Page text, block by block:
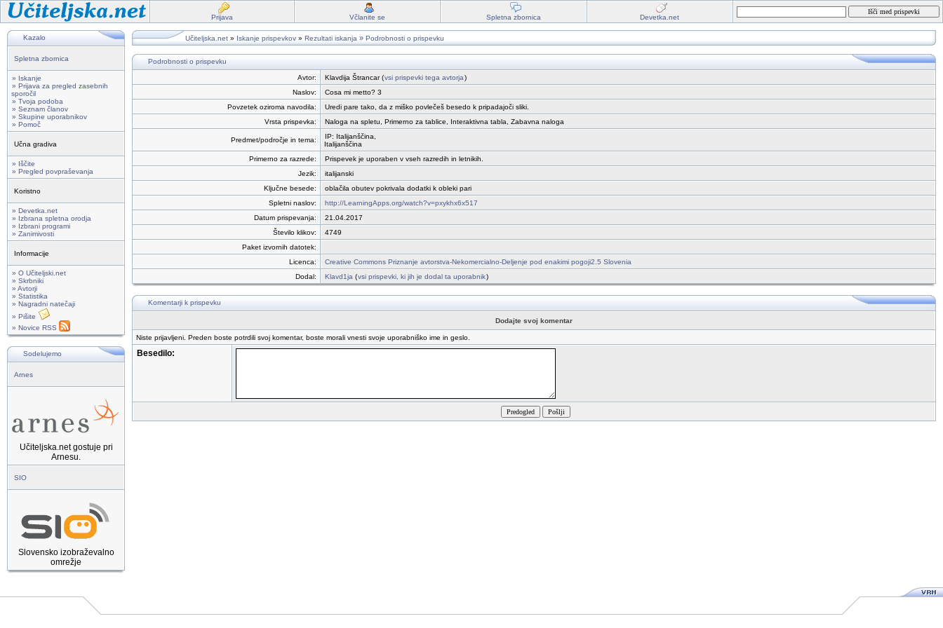
Prijava Včlanite se Spletna zbornica Devetka.net
Kazalo
Spletna zbornica
» Iskanje
» Prijava za pregled zasebnih
sporočil
» Tvoja podoba
» Seznam članov
» Skupine uporabnikov
» Pomoč
Učna gradiva
» Iščite
» Pregled povpraševanja
Koristno
» Devetka.net
» Izbrana spletna orodja
» Izbrani programi
» Zanimivosti
Informacije
» O Učiteljski.net
» Skrbniki
» Avtorji
» Statistika
» Nagradni natečaji
» Pišite
» Novice RSS
Sodelujemo
Arnes
Učiteljska.net gostuje pri
Arnesu.
SIO
Slovensko izobraževalno
omrežje
Učiteljska.net » Iskanje prispevkov » Rezultati iskanja » Podrobnosti o prispevku
Podrobnosti o prispevku
Avtor: Klavdija Štrancar (vsi prispevki tega avtorja)
Naslov:
Cosa mi metto? 3
Povzetek oziroma navodila:
Uredi pare tako, da z miško povlečeš besedo k pripadajoči sliki.
Vrsta prispevka:
Naloga na spletu, Primerno za tablice, Interaktivna tabla, Zabavna naloga
Predmet/področje in tema:
IP: Italijanščina,
Italijanščina
Primerno za razrede:
Prispevek je uporaben v vseh razredih in letnikih.
Jezik:
italijanski
Ključne besede:
oblačila obutev pokrivala dodatki k obleki pari
Spletni naslov:
http://LearningApps.org/watch?v=pxykhx6x517
Datum prispevanja:
21.04.2017
Število klikov:
4749
Paket izvornih datotek:
Licenca:
Creative Commons Priznanje avtorstva-Nekomercialno-Deljenje pod enakimi pogoji2.5 Slovenia
Dodal:
Klavd1ja (vsi prispevki, ki jih je dodal ta uporabnik)
Komentarji k prispevku
Dodajte svoj komentar
Niste prijavljeni. Preden boste potrdili svoj komentar, boste morali vnesti svoje uporabniško ime in geslo.
Besedilo: